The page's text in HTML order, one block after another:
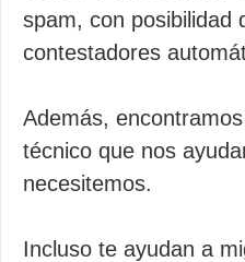
spam, con posibilidad
contestadores
Además,
técnico que nos
necesitemos.
Incluso te ayudan a